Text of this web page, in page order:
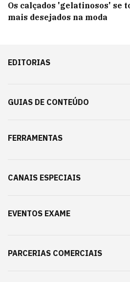
Os calçados 'gelatinosos' se
mais desejados na moda
EDITORIAS
GUIAS DE CONTEÚDO
FERRAMENTAS
CANAIS ESPECIAIS
EVENTOS EXAME
PARCERIAS COMERCIAIS